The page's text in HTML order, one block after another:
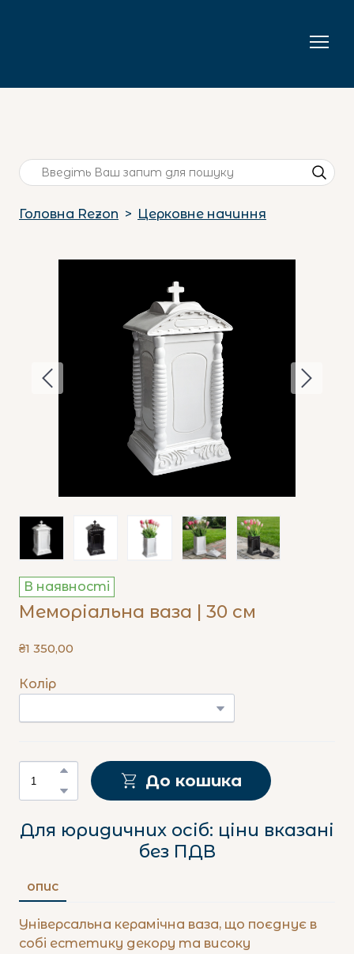
Головна Rezon Церковне начиння
В наявності
Меморіальна ваза | 30 см
₴1 350,00
Колір
До кошика
Для юридичних осіб: ціни вказані
без ПДВ
ОПИС
Універсальна керамічна ваза, що поєднує в
собі естетику декору та високу